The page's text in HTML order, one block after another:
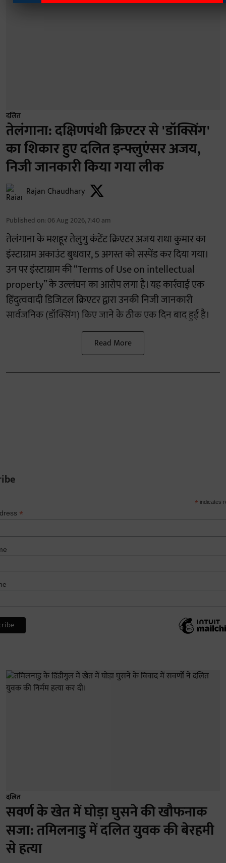
दलित
तेलंगाना: दक्षिणपंथी क्रिएटर से 'डॉक्सिंग'
का शिकार हुए दलित इन्फ्लुएंसर अजय,
निजी जानकारी किया गया लीक
Rajan Chaudhary
Published on: 06 Aug 2026, 7:40 am
तेलंगाना के मशहूर तेलुगु कंटेंट क्रिएटर अजय राधा कुमार का
इंस्टाग्राम अकाउंट बुधवार, 5 अगस्त को सस्पेंड कर दिया गया।
उन पर इंस्टाग्राम की “Terms of Use on intellectual
property” के उल्लंघन का आरोप लगा है। यह कार्रवाई एक
हिंदुत्ववादी डिजिटल क्रिएटर द्वारा उनकी निजी जानकारी
सार्वजनिक (डॉक्सिंग) किए जाने के ठीक एक दिन बाद हुई है।
Read More
* indicates
*
दलित
सवर्ण के खेत में घोड़ा घुसने की खौफनाक
सजा: तमिलनाडु में दलित युवक की बेरहमी
से हत्या